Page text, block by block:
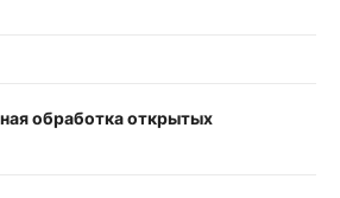
обработка открытых